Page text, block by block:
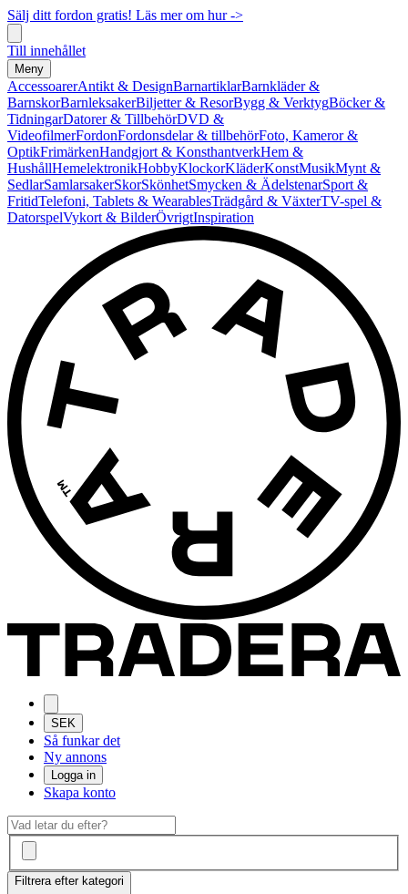
Sälj ditt fordon gratis! Läs mer om hur ->
Till innehållet
Meny
AccessoarerAntikt & DesignBarnartiklarBarnkläder &
BarnskorBarnleksakerBiljetter & ResorBygg & VerktygBöcker &
TidningarDatorer & TillbehörDVD &
VideofilmerFordonFordonsdelar & tillbehörFoto, Kameror &
OptikFrimärkenHandgjort & KonsthantverkHem &
HushållHemelektronikHobbyKlockorKläderKonstMusikMynt &
SedlarSamlarsakerSkorSkönhetSmycken & ÄdelstenarSport &
FritidTelefoni, Tablets & WearablesTrädgård & VäxterTV-spel &
DatorspelVykort & BilderÖvrigtInspiration
SEK
Så funkar det
Ny annons
Logga in
Skapa konto
Filtrera efter kategori